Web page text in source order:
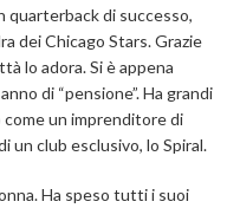
quarterback di successo,
dei Chicago Stars. Grazie
lo adora.Si è appena
di “pensione”. Ha grandi
un imprenditore di
un club esclusivo, lo Spiral.
Ha speso tutti i suoi